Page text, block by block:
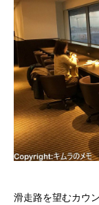
滑走路を望むカウン